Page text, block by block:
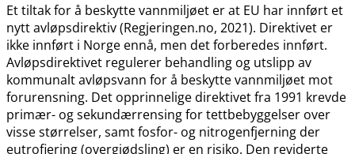
Et tiltak for å beskytte vannmiljøet er at EU har innført et
nytt avløpsdirektiv (Regjeringen.no, 2021). Direktivet er
ikke innført i Norge ennå, men det forberedes innført.
Avløpsdirektivet regulerer behandling og utslipp av
kommunalt avløpsvann for å beskytte vannmiljøet mot
forurensning. Det opprinnelige direktivet fra 1991 krevde
primær- og sekundærrensing for tettbebyggelser over
visse størrelser, samt fosfor- og nitrogenfjerning der
eutrofiering (overgjødsling) er en risiko. Den reviderte